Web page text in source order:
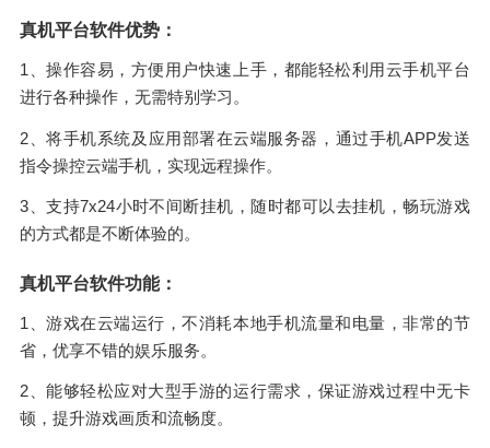
真机平台软件优势：
1、操作容易，方便用户快速上手，都能轻松利用云手机平台
进行各种操作，无需特别学习。
2、将手机系统及应用部署在云端服务器，通过手机APP发送
指令操控云端手机，实现远程操作。
3、支持7x24小时不间断挂机，随时都可以去挂机，畅玩游戏
的方式都是不断体验的。
真机平台软件功能：
1、游戏在云端运行，不消耗本地手机流量和电量，非常的节
省，优享不错的娱乐服务。
2、能够轻松应对大型手游的运行需求，保证游戏过程中无卡
顿，提升游戏画质和流畅度。